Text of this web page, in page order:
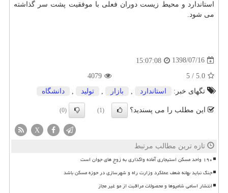
استاندارد و محیط زیست دوران فعلی با موفقیت پشت سر گذاشته
می شود.
1398/07/16
15:07:08
5.0
/
5
4079
تگهای خبر:
استاندارد بازار تولید دانشگاه
این مطلب را می پسندید؟ (1)
(0)
X
تازه ترین مطالب مرتبط
۱۹۰ واحد مسکن استیجاری آماده واگذاری به زوج های جوان است
جنگ نباید بهانه ضعف عملکرد وزارت راه و شهرسازی در حوزه مسکن باشد
انتشار اسامی شامپوها و محصولات مراقبت از مو غیر مجاز